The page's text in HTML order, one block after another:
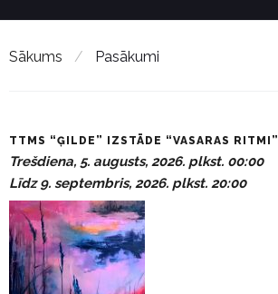
Sākums / Pasākumi
P
a
s
ā
k
u
m
i
TTMS “ĢILDE” IZSTĀDE “VASARAS RITMI”
Trešdiena, 5. augusts, 2026. plkst. 00:00
Līdz 9. septembris, 2026. plkst. 20:00